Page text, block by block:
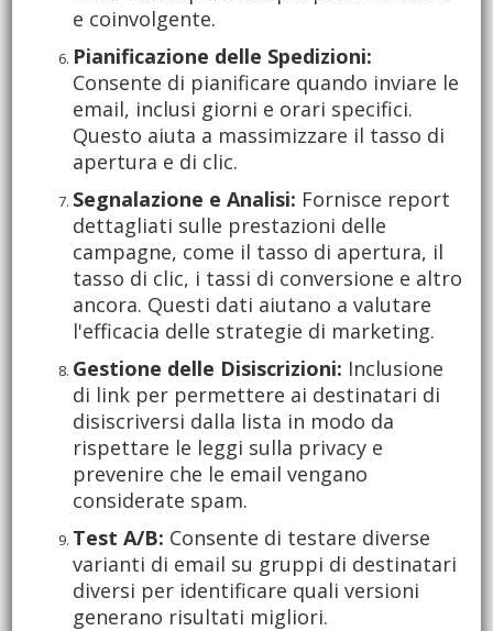
e coinvolgente.
Pianificazione delle Spedizioni:
Consente di pianificare quando inviare le
email, inclusi giorni e orari specifici.
Questo aiuta a massimizzare il tasso di
apertura e di clic.
Segnalazione e Analisi: Fornisce report
dettagliati sulle prestazioni delle
campagne, come il tasso di apertura, il
tasso di clic, i tassi di conversione e altro
ancora. Questi dati aiutano a valutare
l'efficacia delle strategie di marketing.
Gestione delle Disiscrizioni: Inclusione
di link per permettere ai destinatari di
disiscriversi dalla lista in modo da
rispettare le leggi sulla privacy e
prevenire che le email vengano
considerate spam.
Test A/B: Consente di testare diverse
varianti di email su gruppi di destinatari
diversi per identificare quali versioni
generano risultati migliori.